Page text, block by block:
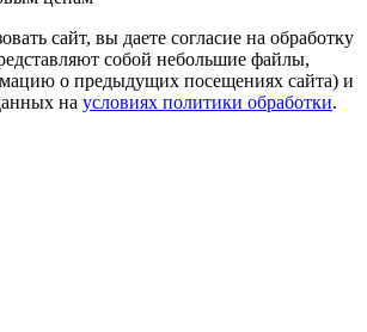
сайт, вы даете согласие на обработку
собой небольшие файлы,
о предыдущих посещениях сайта) и
на условиях политики обработки.